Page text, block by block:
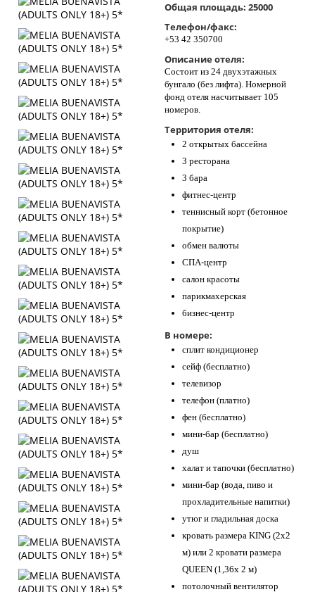
Общая площадь: 25000
Телефон/факс:
+53 42 350700
Описание отеля:
Состоит из 24 двухэтажных
бунгало (без лифта). Номерной
фонд отеля насчитывает 105
номеров.
Территория отеля:
2 открытых бассейна
3 ресторана
3 бара
фитнес-центр
теннисный корт (бетонное
покрытие)
обмен валюты
СПА-центр
салон красоты
парикмахерская
бизнес-центр
В номере:
сплит кондиционер
сейф (бесплатно)
телевизор
телефон (платно)
фен (бесплатно)
мини-бар (бесплатно)
душ
халат и тапочки (бесплатно)
мини-бар (вода, пиво и
прохладительные напитки)
утюг и гладильная доска
кровать размера KING (2x2
м) или 2 кровати размера
QUEEN (1,36x 2 м)
потолочный вентилятор